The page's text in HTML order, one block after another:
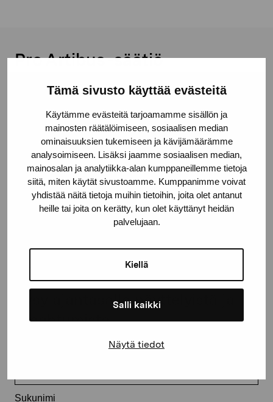
Tämä sivusto käyttää evästeitä
Käytämme evästeitä tarjoamamme sisällön ja
mainosten räätälöimiseen, sosiaalisen median
ominaisuuksien tukemiseen ja kävijämäärämme
analysoimiseen. Lisäksi jaamme sosiaalisen median,
mainosalan ja analytiikka-alan kumppaneillemme tietoja
siitä, miten käytät sivustoamme. Kumppanimme voivat
yhdistää näitä tietoja muihin tietoihin, joita olet antanut
heille tai joita on kerätty, kun olet käyttänyt heidän
palvelujaan.
Kiellä
Salli kaikki
Näytä tiedot
Pro Artibus -säätiö
10600 Tammisaari
proartibus@proartibus.fi
+358 (0)50 371 6339
Pysy ajantasalla näyttelyistä ja
tapahtumista
Sukunimi